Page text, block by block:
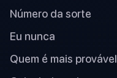
Número da sorte
Eu nunca
Quem é mais provável